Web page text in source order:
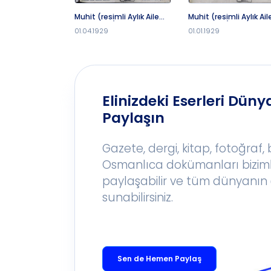
Muhit (resimli Aylık Aile
C..S.2-6 Sayı 6 (1961 SB 2)
01.04.1929
Muhit (resimli Aylık
C..S.2-6 Sayı 3 (1961 SB
01.01.1929
Elinizdeki Eserleri
Paylaşın
Gazete, dergi, kitap, fotoğraf,
Osmanlıca dokümanları
paylaşabilir ve tüm dünyanın
sunabilirsiniz.
Sen de Hemen Paylaş